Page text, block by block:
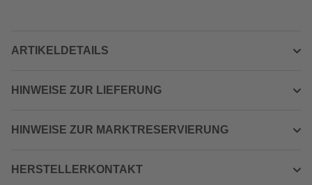
ARTIKELDETAILS
HINWEISE ZUR LIEFERUNG
HINWEISE ZUR MARKTRESERVIERUNG
HERSTELLERKONTAKT